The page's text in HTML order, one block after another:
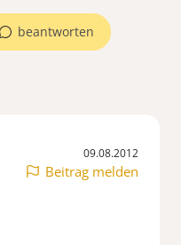
beantworten
09.08.2012
Beitrag melden